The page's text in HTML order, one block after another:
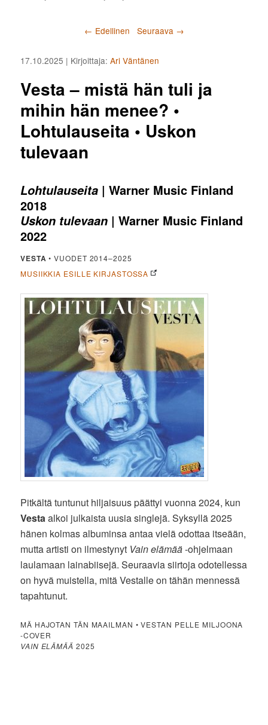
Artikkelien selaus
← Edellinen Seuraava →
Vesta – mistä hän tuli ja
mihin hän menee? •
Lohtulauseita • Uskon
tulevaan
17.10.2025 | Kirjoittaja:Ari Väntänen
Lohtulauseita | Warner Music Finland
2018
Uskon tulevaan | Warner Music Finland
2022
VESTA • VUODET 2014–2025
MUSIIKKIA ESILLE KIRJASTOSSA
Pitkältä tuntunut hiljaisuus päättyi vuonna 2024, kun
Vestaalkoi julkaista uusia singlejä. Syksyllä 2025
hänen kolmas albuminsa antaa vielä odottaa itseään,
mutta artisti on ilmestynyt Vain elämää-ohjelmaan
laulamaan lainabiisejä. Seuraavia siirtoja odotellessa
on hyvä muistella, mitä Vestalle on tähän mennessä
tapahtunut.
MÄ HAJOTAN TÄN MAAILMAN • VESTAN PELLE MILJOONA
-COVER
VAIN ELÄMÄÄ 2025